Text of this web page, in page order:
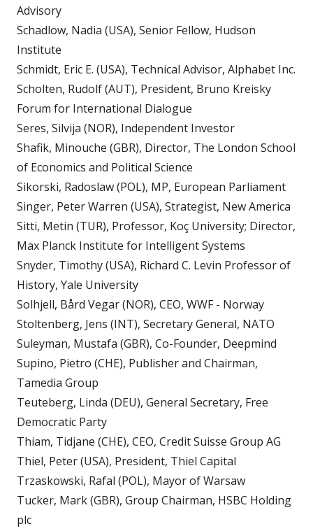
Advisory
Schadlow, Nadia (USA), Senior Fellow, Hudson
Institute
Schmidt, Eric E. (USA), Technical Advisor, Alphabet Inc.
Scholten, Rudolf (AUT), President, Bruno Kreisky
Forum for International Dialogue
Seres, Silvija (NOR), Independent Investor
Shafik, Minouche (GBR), Director, The London School
of Economics and Political Science
Sikorski, Radoslaw (POL), MP, European Parliament
Singer, Peter Warren (USA), Strategist, New America
Sitti, Metin (TUR), Professor, Koç University; Director,
Max Planck Institute for Intelligent Systems
Snyder, Timothy (USA), Richard C. Levin Professor of
History, Yale University
Solhjell, Bård Vegar (NOR), CEO, WWF - Norway
Stoltenberg, Jens (INT), Secretary General, NATO
Suleyman, Mustafa (GBR), Co-Founder, Deepmind
Supino, Pietro (CHE), Publisher and Chairman,
Tamedia Group
Teuteberg, Linda (DEU), General Secretary, Free
Democratic Party
Thiam, Tidjane (CHE), CEO, Credit Suisse Group AG
Thiel, Peter (USA), President, Thiel Capital
Trzaskowski, Rafal (POL), Mayor of Warsaw
Tucker, Mark (GBR), Group Chairman, HSBC Holding
plc